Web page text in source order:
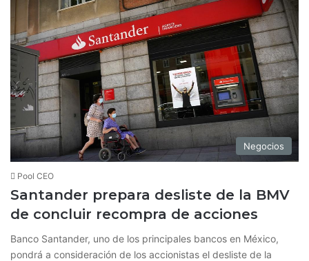
Negocios
Pool CEO
Santander prepara desliste de la BMV
de concluir recompra de acciones
Banco Santander, uno de los principales bancos en México,
pondrá a consideración de los accionistas el desliste de la